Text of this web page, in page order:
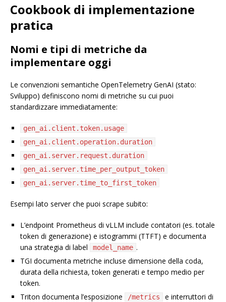
Cookbook di implementazione
pratica
Nomi e tipi di metriche da
implementare oggi
Le convenzioni semantiche OpenTelemetry GenAI (stato:
Sviluppo) definiscono nomi di metriche su cui puoi
standardizzare immediatamente:
gen_ai.client.token.usage
gen_ai.client.operation.duration
gen_ai.server.request.duration
gen_ai.server.time_per_output_token
gen_ai.server.time_to_first_token
Esempi lato server che puoi scrape subito:
L’endpoint Prometheus di vLLM include contatori (es. totale
token di generazione) e istogrammi (TTFT) e documenta
una strategia di label
model_name .
TGI documenta metriche incluse dimensione della coda,
durata della richiesta, token generati e tempo medio per
token.
Triton documenta l’esposizione
/metrics
e interruttori di